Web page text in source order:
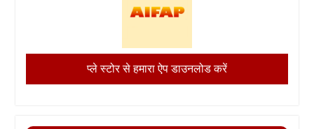
प्ले स्टोर से हमारा ऐप डाउनलोड करें